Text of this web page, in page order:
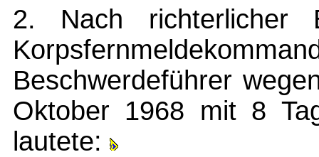
2. Nach richterlicher
Beschwerdeführer
Oktober 1968 mit 8
lautete: